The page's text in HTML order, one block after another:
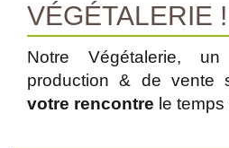
VÉGÉTALERIE !
Notre Végétalerie,
production & de vente
votre rencontre le